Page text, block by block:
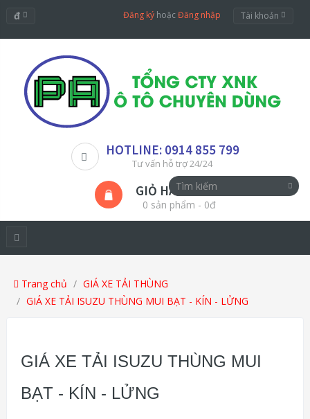
đ Đăng ký hoặcĐăng nhập Tài khoản
HOTLINE: 0914 855 799
Tư vấn hỗ trợ 24/24
GIỎ HÀNG
0 sản phẩm - 0đ
Trang chủ
GIÁ XE TẢI THÙNG
GIÁ XE TẢI ISUZU THÙNG MUI BẠT - KÍN - LỬNG
GIÁ XE TẢI ISUZU THÙNG MUI
BẠT - KÍN - LỬNG